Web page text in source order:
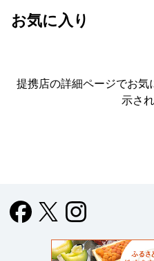
お気に入り
提携店の詳細ページでお気
示さ